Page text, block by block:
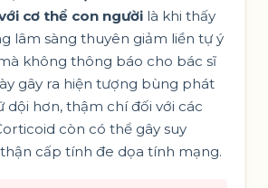
cơ thể con người là khi thấy
lâm sàng thuyên giảm liền tự ý
không thông báo cho bác sĩ
gây ra hiện tượng bùng phát
dội hơn, thậm chí đối với các
còn có thể gây suy
cấp tính đe dọa tính mạng.